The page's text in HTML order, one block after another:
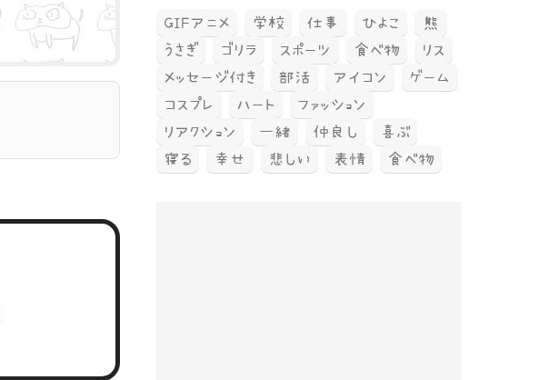
GIFアニメ 学校 仕事 ひよこ
熊
うさぎ
ゴリラ スポーツ 食べ物
リス
メッセージ付き
部活 アイコン
ゲーム
コスプレ
ハート
ファッション
リアクション
一緒 仲良し
喜ぶ
寝る
幸せ 悲しい 表情 食べ物